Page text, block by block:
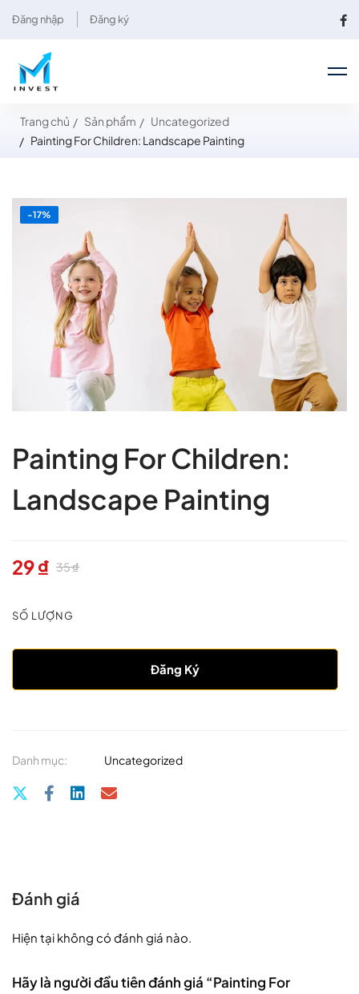
Đăng nhập Đăng ký
Trang chủ Sản phẩm
Uncategorized
Painting For Children: Landscape Painting
-17%
Painting For Children:
Landscape Painting
29₫ 35₫
SỐ LƯỢNG
Đăng Ký
Danh mục: Uncategorized
Đánh giá
Hiện tại không có đánh giá nào.
Hãy là người đầu tiên đánh giá “Painting For